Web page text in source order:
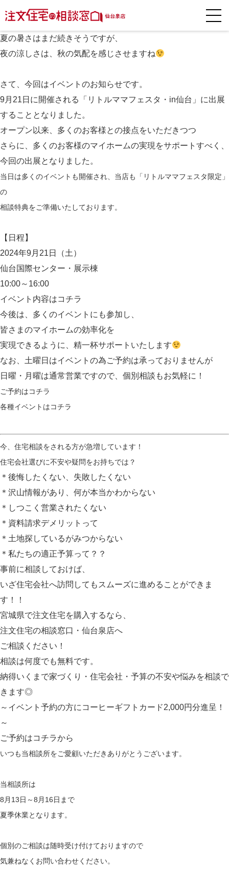
皆さまこんにちは。
夏の暑さはまだ続きそうですが、
夜の涼しさは、秋の気配を感じさせますね
さて、今回はイベントのお知らせです。
9月21日に開催される「リトルママフェスタ・in仙台」に出展
することとなりました。
オープン以来、多くのお客様との接点をいただきつつ
さらに、多くのお客様のマイホームの実現をサポートすべく、
今回の出展となりました。
当日は多くのイベントも開催され、当店も「リトルママフェスタ限定」
の
相談特典をご準備いたしております。
【日程】
2024年9月21日（土）
仙台国際センター・展示棟
10:00～16:00
イベント内容はコチラ
今後は、多くのイベントにも参加し、
皆さまのマイホームの効率化を
実現できるように、精一杯サポートいたします
なお、土曜日はイベントの為ご予約は承っておりませんが
日曜・月曜は通常営業ですので、個別相談もお気軽に！
ご予約はコチラ
各種イベントはコチラ
今、住宅相談をされる方が急増しています！
住宅会社選びに不安や疑問をお持ちでは？
＊後悔したくない、失敗したくない
＊沢山情報があり、何が本当かわからない
＊しつこく営業されたくない
＊資料請求デメリットって
＊土地探しているがみつからない
＊私たちの適正予算って？？
事前に相談しておけば、
いざ住宅会社へ訪問してもスムーズに進めることができま
す！！
宮城県で注文住宅を購入するなら、
注文住宅の相談窓口・仙台泉店へ
ご相談ください！
相談は何度でも無料です。
納得いくまで家づくり・住宅会社・予算の不安や悩みを相談で
きます◎
～イベント予約の方にコーヒーギフトカード2,000円分進呈！
～
ご予約はコチラから
いつも当相談所をご愛顧いただきありがとうございます。
当相談所は
8月13日～8月16日まで
夏季休業となります。
個別のご相談は随時受け付けておりますので
気兼ねなくお問い合わせください。